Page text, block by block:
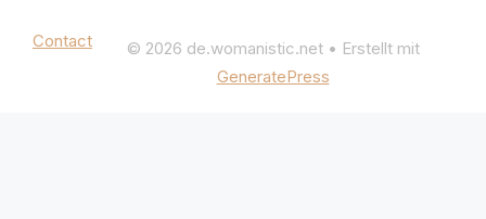
Contact © 2026 de.womanistic.net• Erstellt mit
GeneratePress